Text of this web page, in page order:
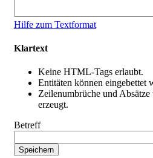
Hilfe zum Textformat
Klartext
Keine HTML-Tags erlaubt.
Entitäten können eingebettet
Zeilenumbrüche und Absätze
erzeugt.
Betreff